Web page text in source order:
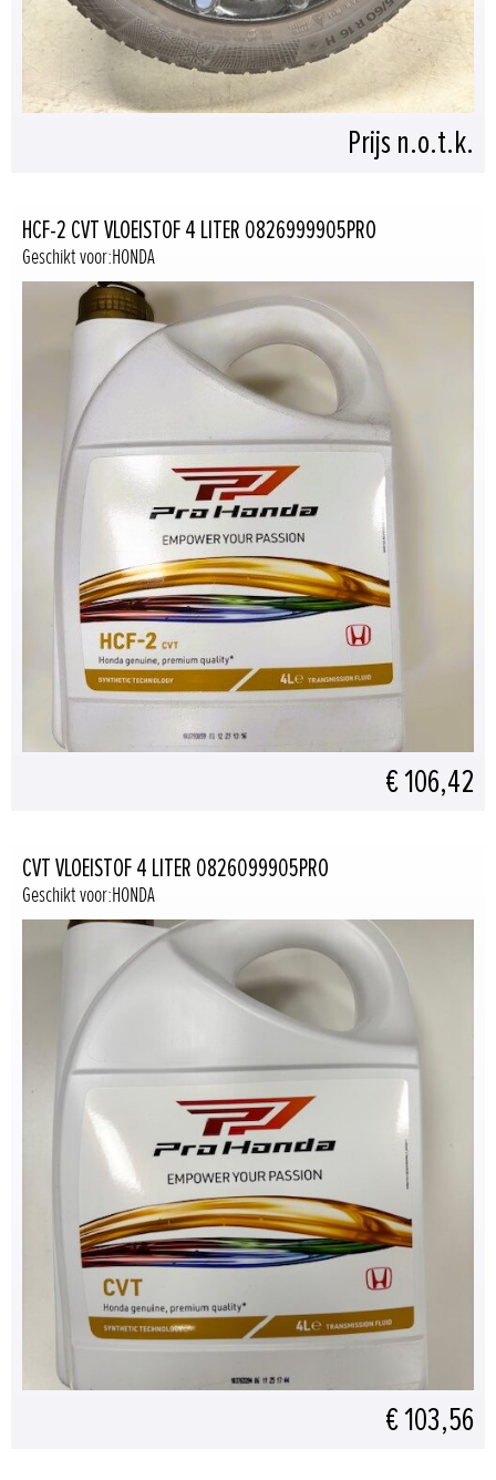
Prijs n.o.t.k.
HCF-2 CVT VLOEISTOF 4 LITER 0826999905PRO
Geschikt voor:HONDA
€ 106,42
CVT VLOEISTOF 4 LITER 0826099905PRO
Geschikt voor:HONDA
€ 103,56